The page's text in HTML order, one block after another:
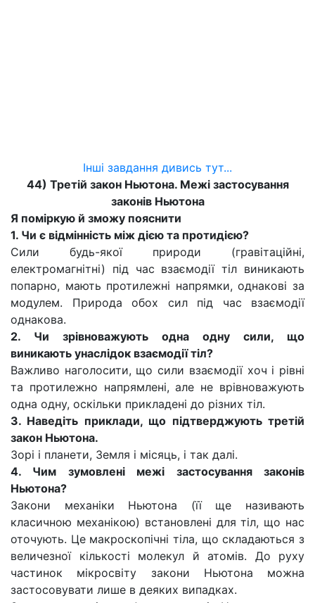
Інші завдання дивись тут...
44) Третій закон Ньютона. Межі застосування
законів Ньютона
Я поміркую й зможу пояснити
1. Чи є відмінність між дією та протидією?
Сили будь-якої природи (гравітаційні,
електромагнітні) під час взаємодії тіл виникають
попарно, мають протилежні напрямки, однакові за
модулем. Природа обох сил під час взаємодії
однакова.
2. Чи зрівноважують одна одну сили, що
виникають унаслідок взаємодії тіл?
Важливо наголосити, що сили взаємодії хоч і рівні
та протилежно напрямлені, але не врівноважують
одна одну, оскільки прикладені до різних тіл.
3. Наведіть приклади, що підтверджують третій
закон Ньютона.
Зорі і планети, Земля і місяць, і так далі.
4. Чим зумовлені межі застосування законів
Ньютона?
Закони механіки Ньютона (її ще називають
класичною механікою) встановлені для тіл, що нас
оточують. Це макроскопічні тіла, що складаються з
величезної кількості молекул й атомів. До руху
частинок мікросвіту закони Ньютона можна
застосовувати лише в деяких випадках.